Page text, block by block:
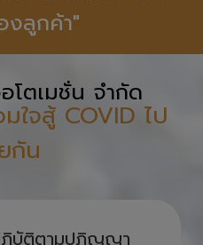
ลูกค้า"
ตเมชั่น จำกัด
ใจสู้ COVID ไป
กัน
ฏิบัติตามปฏิญญา